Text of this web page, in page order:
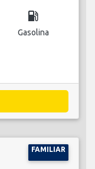
local_gas_station
Gasolina
FAMILIAR